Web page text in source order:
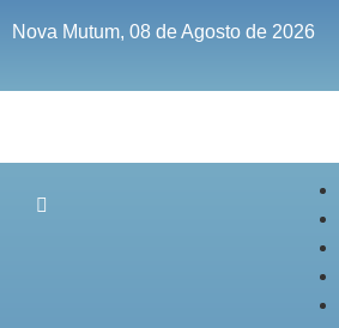
Nova Mutum, 08 de Agosto de 2026